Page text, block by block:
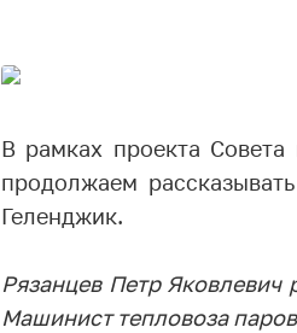
В рамках проекта
продолжаем
Геленджик.
Рязанцев Петр
Машинист тепловоза